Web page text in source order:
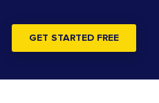
GET STARTED FREE